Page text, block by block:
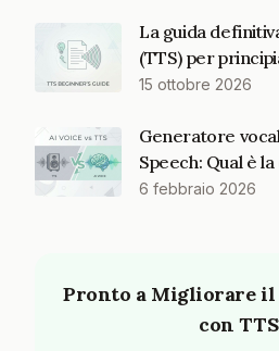
La guida
(TTS) per
15 ottobre 2026
Generatore
Speech: Qual è
6 febbraio 2026
Pronto a Migliorare il
con